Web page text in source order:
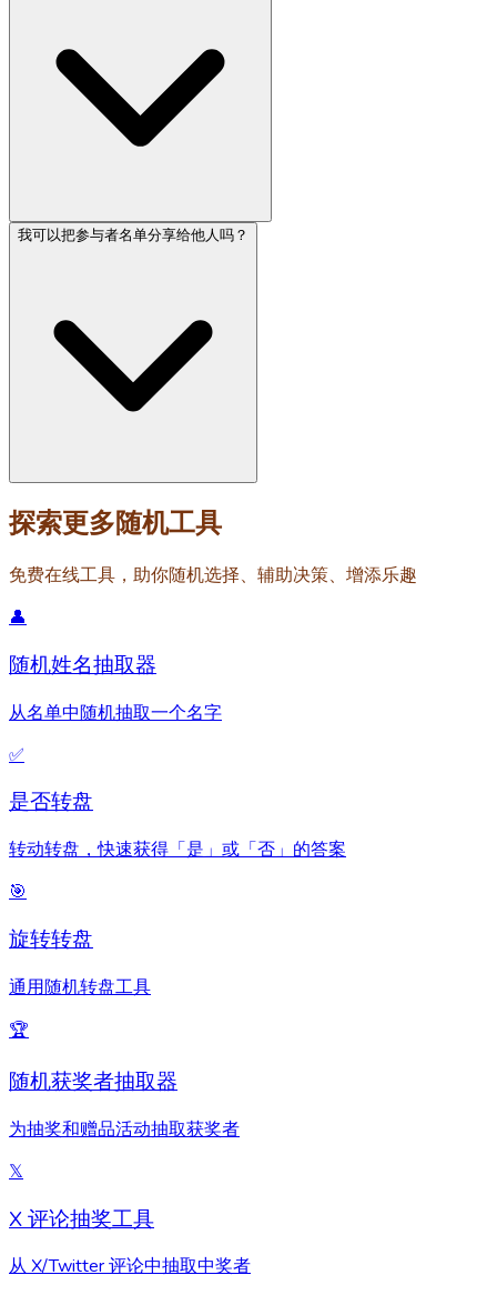
我可以把参与者名单分享给他人吗？
探索更多随机工具
免费在线工具，助你随机选择、辅助决策、增添乐趣
👤
随机姓名抽取器
从名单中随机抽取一个名字
✅
是否转盘
转动转盘，快速获得「是」或「否」的答案
🎯
旋转转盘
通用随机转盘工具
🏆
随机获奖者抽取器
为抽奖和赠品活动抽取获奖者
𝕏
X 评论抽奖工具
从 X/Twitter 评论中抽取中奖者